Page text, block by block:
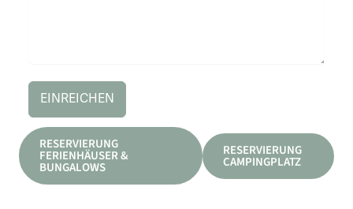
EINREICHEN
RESERVIERUNG
FERIENHÄUSER &
BUNGALOWS
RESERVIERUNG
CAMPINGPLATZ